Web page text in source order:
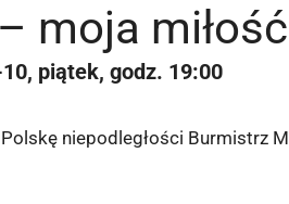
moja miłość
piątek 19:00
niepodległości Burmistrz